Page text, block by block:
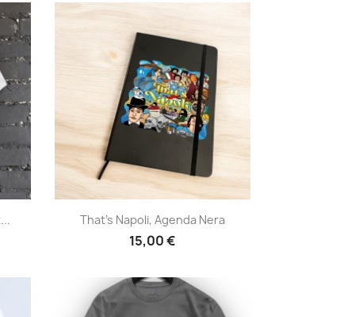
Anteprima
That's Napoli, Agenda Nera
15,00 €